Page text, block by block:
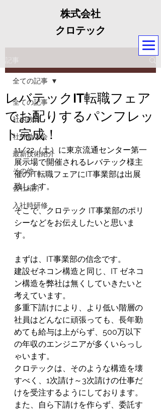
株式会社
クロテック
記事
全ての記事
社内教育
社外勉強会
最新技術紹介
その他
会社紹介
入社時研修
全ての記事
レバテックIT転職フェア
でお配りするパンフレッ
ト完成！
11/22（土）に東京流通センター第一
展示場で開催されるレバテック様主
催のIT転職フェアにIT事業部は出展
致します。
そこで、クロテック IT事業部のポリ
シーなどをお伝えしたいと思いま
す。
まずは、IT事業部の信念です。
建設ゼネコン構造と同じ、IT ゼネコ
ン構造を弊社は無くしていきたいと
考えています。
多重下請けにより、より低い階層の
社員はどんなに頑張っても、長年勤
めても給与は上がらず、500万以下
の年収のエンジニアが多くいらっし
ゃいます。
クロテックは、そのような構造を壊
すべく、1次請け～3次請けの仕事だ
けを受注するようにしております。
また、自ら下請けを作らず、委託す